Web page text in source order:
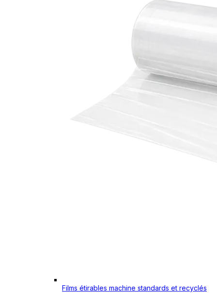
Films étirables machine standards et recyclés